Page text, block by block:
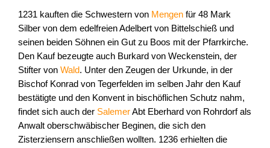
1231 kauften die Schwestern von Mengen für 48 Mark
Silber von dem edelfreien Adelbert von Bittelschieß und
seinen beiden Söhnen ein Gut zu Boos mit der Pfarrkirche.
Den Kauf bezeugte auch Burkard von Weckenstein, der
Stifter von Wald. Unter den Zeugen der Urkunde, in der
Bischof Konrad von Tegerfelden im selben Jahr den Kauf
bestätigte und den Konvent in bischöflichen Schutz nahm,
findet sich auch der SalemerAbt Eberhard von Rohrdorf als
Anwalt oberschwäbischer Beginen, die sich den
Zisterziensern anschließen wollten. 1236 erhielten die